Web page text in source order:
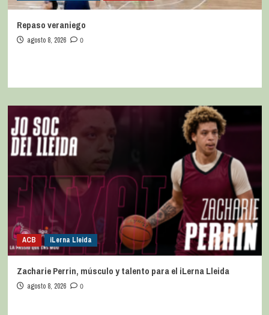
Repaso veraniego
agosto 8, 2026 0
ACB iLerna Lleida
Zacharie Perrin, músculo y talento para el iLerna Lleida
agosto 8, 2026 0